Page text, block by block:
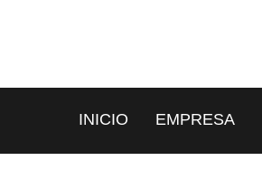
INICIO EMPRESA